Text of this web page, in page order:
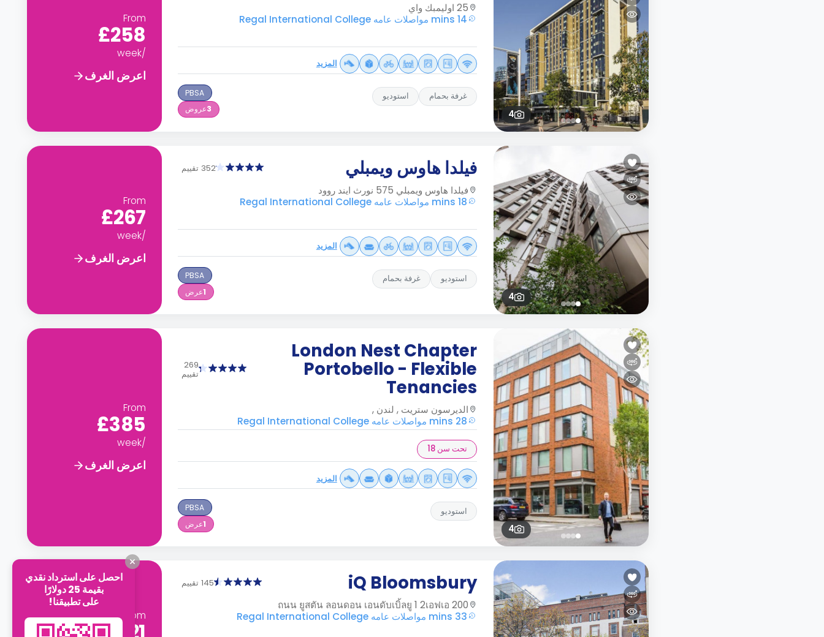
4
25 اوليمبك واي
14 mins مواصلات عامه Regal International College
المزيد
غرفة بحمام استوديو
PBSA
3عروض
From
£258
/week
اعرض الغرف
4
فيلدا هاوس ويمبلي 352 تقييم
فيلدا هاوس ويمبلي 575 نورث ايند روود
18 mins مواصلات عامه Regal International College
المزيد
استوديو غرفة بحمام
PBSA
1عرض
From
£267
/week
اعرض الغرف
4
London Nest Chapter
Portobello - Flexible
Tenancies
269
تقييم
الديرسون ستريت , لندن ,
28 mins مواصلات عامه Regal International College
تحت سن 18
المزيد
استوديو
PBSA
1عرض
From
£385
/week
اعرض الغرف
iQ Bloomsbury 145 تقييم
200 ถนน ยูสตัน ลอนดอน เอนดับเบิ้ลยู 1 2เอฟเอ
33 mins مواصلات عامه Regal International College
From
احصل على استرداد نقدي
بقيمة 25 دولارًا
على تطبيقنا!